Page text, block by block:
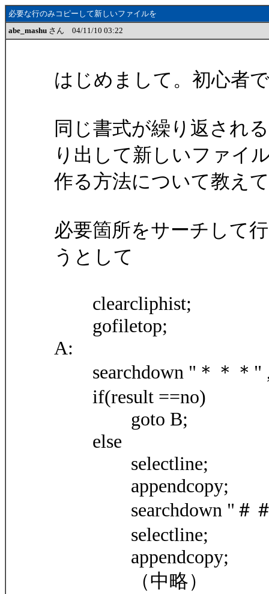
必要な行のみコピーして新しいファイルを
abe_mashu さん 04/11/10 03:22
はじめまして。初心者
同じ書式が繰り返され
り出して新しいファイ
作る方法について教え
必要箇所をサーチして
うとして
clearcliphist;
gofiletop;
A:
searchdown "＊＊＊" ,
if(result ==no)
goto B;
else
selectline;
appendcopy;
searchdown "＃＃
selectline;
appendcopy;
（中略）